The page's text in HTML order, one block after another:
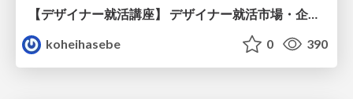
【デザイナー就活講座】 デザイナー就活市場・企業探し・ポートフォリオのポイント
koheihasebe
0 390